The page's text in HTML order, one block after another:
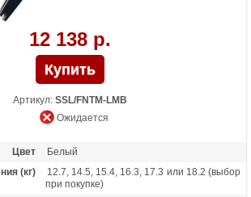
12 138 р.
Артикул: SSL/FNTM-LMB
Ожидается
Цвет
Белый
(кг)
12.7, 14.5, 15.4, 16.3, 17.3 или 18.2 (выбор
при покупке)